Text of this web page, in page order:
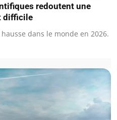
redoutent une
difficile
dans le monde en 2026.